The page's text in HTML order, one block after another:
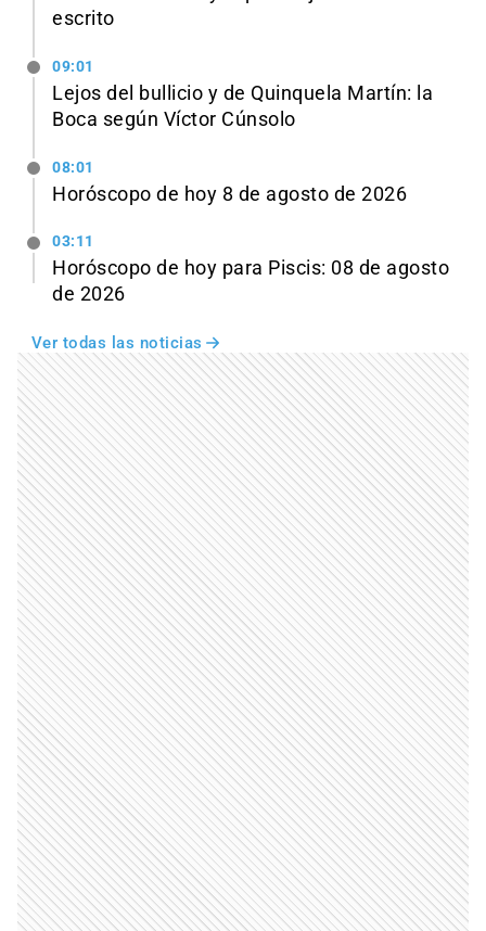
escrito
09:01
Lejos del bullicio y de Quinquela Martín: la
Boca según Víctor Cúnsolo
08:01
Horóscopo de hoy 8 de agosto de 2026
03:11
Horóscopo de hoy para Piscis: 08 de agosto
de 2026
Ver todas las noticias